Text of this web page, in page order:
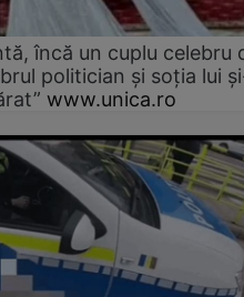
încă un cuplu celebru
politician și soția lui
www.unica.ro